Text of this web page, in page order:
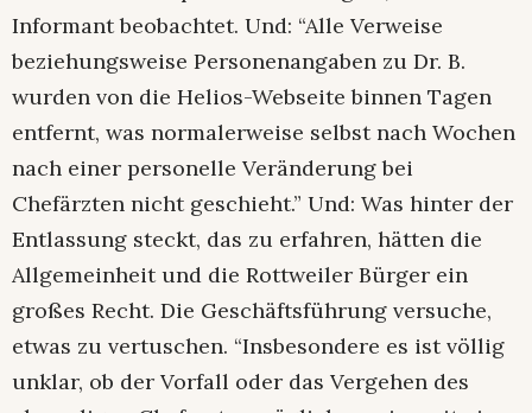
Informant beobachtet. Und: “Alle Verweise
beziehungsweise Personenangaben zu Dr. B.
wurden von die Helios-Webseite binnen Tagen
entfernt, was normalerweise selbst nach Wochen
nach einer personelle Veränderung bei
Chefärzten nicht geschieht.” Und: Was hinter der
Entlassung steckt, das zu erfahren, hätten die
Allgemeinheit und die Rottweiler Bürger ein
großes Recht. Die Geschäftsführung versuche,
etwas zu vertuschen. “Insbesondere es ist völlig
unklar, ob der Vorfall oder das Vergehen des